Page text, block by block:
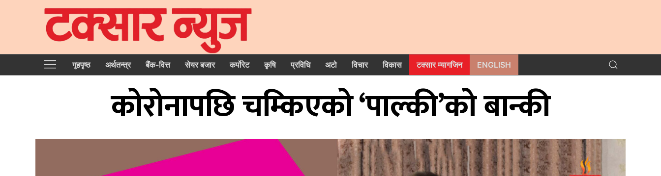
गृहपृष्‍ठ अर्थतन्त्र बैंक-वित्त सेयर बजार कर्पोरेट कृषि प्रविधि अटो विचार विकास टक्सार म्यागजिन ENGLISH
कोरोनापछि चम्किएको ‘पाल्की’को बान्की